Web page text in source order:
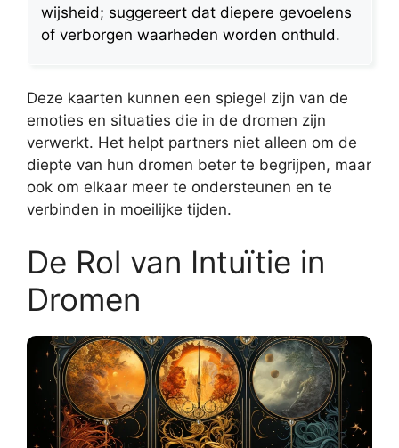
wijsheid; suggereert dat diepere gevoelens
of verborgen waarheden worden onthuld.
Deze kaarten kunnen een spiegel zijn van de
emoties en situaties die in de dromen zijn
verwerkt. Het helpt partners niet alleen om de
diepte van hun dromen beter te begrijpen, maar
ook om elkaar meer te ondersteunen en te
verbinden in moeilijke tijden.
De Rol van Intuïtie in
Dromen